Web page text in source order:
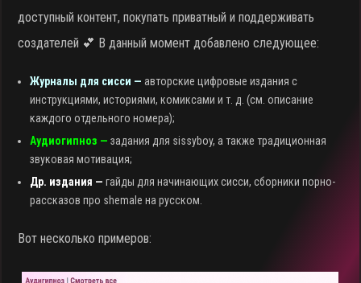
доступный контент, покупать приватный и поддерживать
создателей 💕 В данный момент добавлено следующее:
Журналы для сисси — авторские цифровые издания с
инструкциями, историями, комиксами и т. д. (см. описание
каждого отдельного номера);
Аудиогипноз — задания для sissyboy, а также традиционная
звуковая мотивация;
Др. издания — гайды для начинающих сисси, сборники порно-
рассказов про shemale на русском.
Вот несколько примеров: